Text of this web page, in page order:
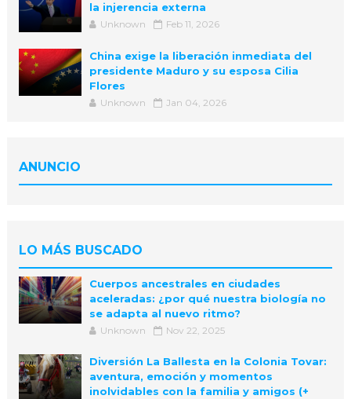
la injerencia externa
Unknown Feb 11, 2026
China exige la liberación inmediata del
presidente Maduro y su esposa Cilia
Flores
Unknown Jan 04, 2026
ANUNCIO
LO MÁS BUSCADO
Cuerpos ancestrales en ciudades
aceleradas: ¿por qué nuestra biología no
se adapta al nuevo ritmo?
Unknown Nov 22, 2025
Diversión La Ballesta en la Colonia Tovar:
aventura, emoción y momentos
inolvidables con la familia y amigos (+